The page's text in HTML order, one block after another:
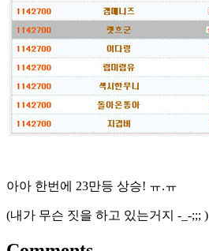
아아 한번에 23만등 상승! ㅠ.ㅠ
(내가 무슨 짓을 하고 있는거지 -_-;;; )